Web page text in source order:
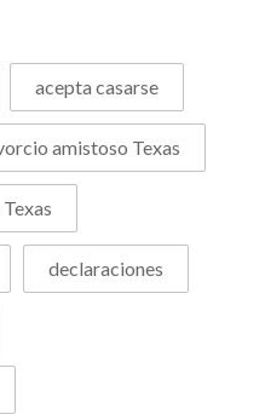
acepta casarse
amistoso Texas
declaraciones